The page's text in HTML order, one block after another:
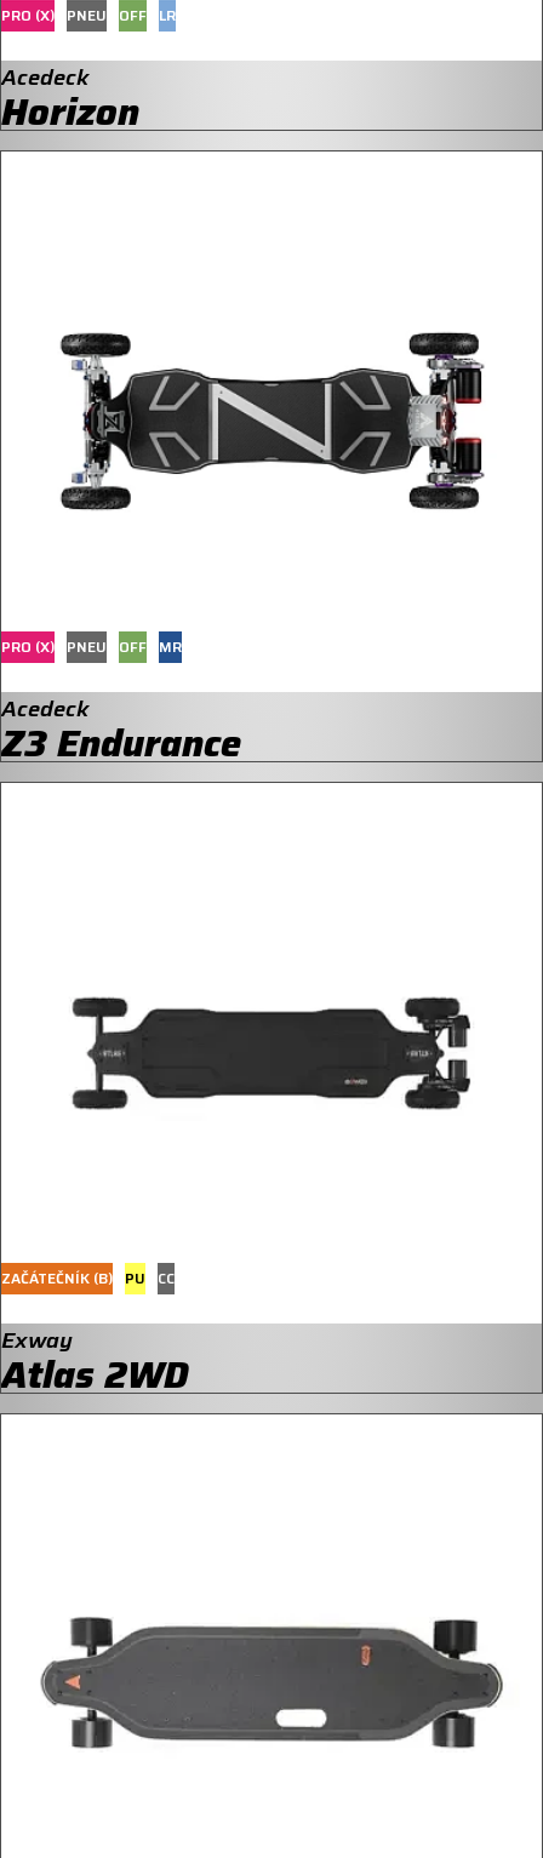
Acedeck
Horizon
PRO (X) PNEU OFF LR
Acedeck
Z3 Endurance
PRO (X) PNEU OFF MR
Exway
Atlas 2WD
ZAČÁTEČNÍK (B) PU CC